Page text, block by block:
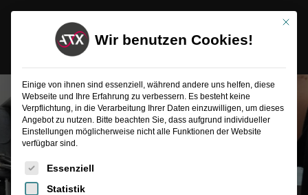
Mit
Wir benutzen Cookies!
Einige von ihnen sind essenziell, während andere uns helfen, diese
Webseite und Ihre Erfahrung zu verbessern. Es besteht keine
Verpflichtung, in die Verarbeitung Ihrer Daten einzuwilligen, um dieses
Angebot zu nutzen. Bitte beachten Sie, dass aufgrund individueller
Einstellungen möglicherweise nicht alle Funktionen der Website
verfügbar sind.
Es folgt eine Liste der Service-Gruppen, für die eine
Essenziell
Statistik